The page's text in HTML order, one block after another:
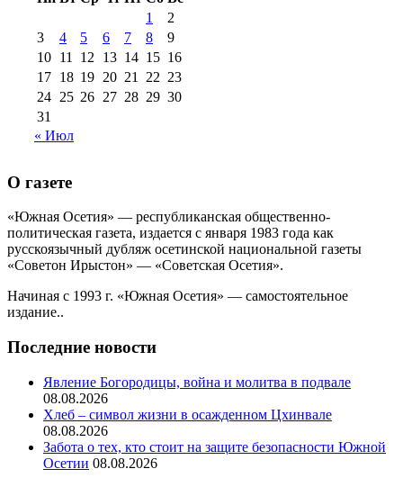
августа 2012 г(11)
августа 2013 г
(12)
1
2
3
4 5 6 7 8
9
10 11 12 13 14 15 16
17 18 19 20 21 22 23
24 25 26 27 28 29 30
31
« Июл
О газете
«Южная Осетия» — республиканская общественно-
политическая газета, издается с января 1983 года как
русскоязычный дубляж осетинской национальной газеты
«Советон Ирыстон» — «Советская Осетия».
Начиная с 1993 г. «Южная Осетия» — самостоятельное
издание..
Последние новости
Явление Богородицы, война и молитва в подвале
08.08.2026
Хлеб – символ жизни в осажденном Цхинвале
08.08.2026
Забота о тех, кто стоит на защите безопасности Южной
Осетии 08.08.2026